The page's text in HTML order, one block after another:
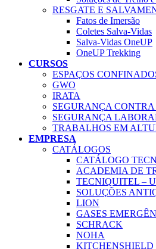
RESGATE E
Fatos de Imersão
Coletes Salva-Vidas
Salva-Vidas OneUP
OneUP Trekking
CURSOS
ESPAÇOS
GWO
IRATA
SEGURANÇA
SEGURANÇA
TRABALHOS EM
EMPRESA
CATÁLOGOS
CATÁLOGO
ACADEMIA DE
TECNIQUITEL –
SOLUÇÕES
LION
GASES
SCHRACK
NOHA
KITCHENSHIELD